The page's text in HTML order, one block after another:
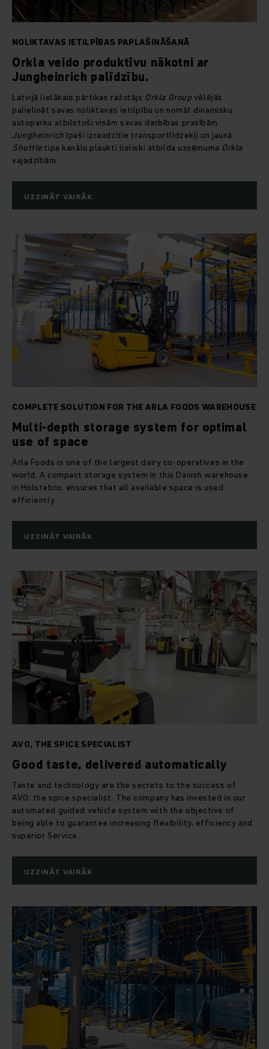
NOLIKTAVAS IETILPĪBAS PAPLAŠINĀŠANĀ
Orkla veido produktīvu nākotni ar
Jungheinrich palīdzību.
Latvijā lielākais pārtikas ražotājs Orkla Group vēlējās
palielināt savas noliktavas ietilpību un nomāt dinamisku
autoparku atbilstoši visām savas darbības prasībām.
Jungheinrich īpaši izraudzītie transportlīdzekļi un jaunā
Shuttletipa kanālu plaukti lieliski atbilda uzņēmuma Orkla
vajadzībām.
UZZINĀT VAIRĀK
COMPLETE SOLUTION FOR THE ARLA FOODS WAREHOUSE
Multi-depth storage system for optimal
use of space
Arla Foods is one of the largest dairy co-operatives in the
world. A compact storage system in this Danish warehouse
in Holstebro, ensures that all available space is used
efficiently.
UZZINĀT VAIRĀK
AVO, THE SPICE SPECIALIST
Good taste, delivered automatically
Taste and technology are the secrets to the success of
AVO, the spice specialist. The company has invested in our
automated guided vehicle system with the objective of
being able to guarantee increasing flexibility, efficiency and
superior Service.
UZZINĀT VAIRĀK